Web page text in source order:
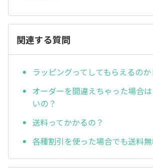
関連する質問
ラッピングってしてもらえるのか
オーダーを間違えちゃった場合
いの？
送料ってかかるの？
各種割引を使った場合でも送料